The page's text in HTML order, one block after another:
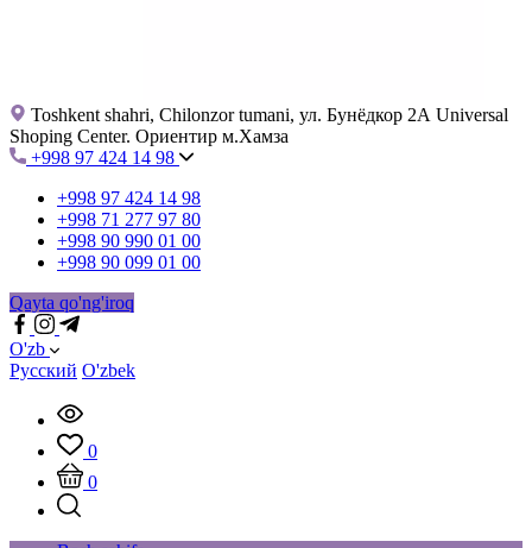
Toshkent shahri, Chilonzor tumani, ул. Бунёдкор 2А Universal
Shoping Center. Ориентир м.Хамза
+998 97 424 14 98
+998 97 424 14 98
+998 71 277 97 80
+998 90 990 01 00
+998 90 099 01 00
Qayta qo'ng'iroq
O'zb
Русский O'zbek
0
0